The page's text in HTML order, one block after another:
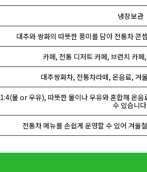
냉장보관
대추와 쌍화의 따뜻한 풍미를 담아 전통차 콘
카페, 전통 디저트 카페, 브런치 카
대추쌍화차, 전통차라떼, 온음료, 겨
1:4(물 or 우유), 따뜻한 물이나 우유와 혼합해 온
수 있습니다.
전통차 메뉴를 손쉽게 운영할 수 있어 겨울